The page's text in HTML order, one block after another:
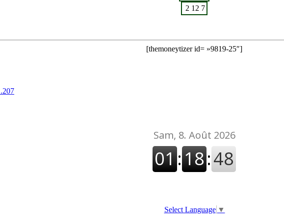
2 12 7
[themoneytizer id= »9819-25″]
Select Language ▼